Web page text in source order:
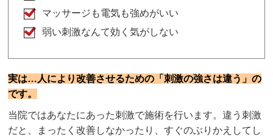
マッサージも電気も強めがいい
弱い刺激なんて効く気がしない
実は…人により改善させるための「刺激の強さは違う」の
です。
当院ではあなたにあった刺激で施術を行います。違う刺激
だと、まったく改善しなかったり、すぐのぶりかえしてし